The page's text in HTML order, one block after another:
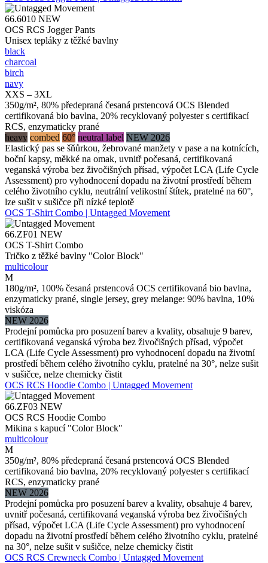
66.6010 NEW
OCS RCS Jogger Pants
Unisex tepláky z těžké bavlny
black
charcoal
birch
navy
XXS – 3XL
350g/m², 80% předepraná česaná prstencová OCS Blended
certifikovaná bio bavlna, 20% recyklovaný polyester s certifikací
RCS, enzymaticky prané
heavy combed 60° neutral label NEW 2026
Elastický pas se šňůrkou, žebrované manžety v pase a na kotnících,
boční kapsy, měkké na omak, uvnitř počesaná, certifikovaná
veganská výroba bez živočišných přísad, výpočet LCA (Life Cycle
Assessment) pro vyhodnocení dopadu na životní prostředí během
celého životního cyklu, neutrální velikostní štítek, pratelné na 60°,
lze sušit v sušičce při nízké teplotě
OCS T-Shirt Combo | Untagged Movement
66.ZF01 NEW
OCS T-Shirt Combo
Tričko z těžké bavlny "Color Block"
multicolour
M
180g/m², 100% česaná prstencová OCS certifikovaná bio bavlna,
enzymaticky prané, single jersey, grey melange: 90% bavlna, 10%
viskóza
NEW 2026
Prodejní pomůcka pro posuzení barev a kvality, obsahuje 9 barev,
certifikovaná veganská výroba bez živočišných přísad, výpočet
LCA (Life Cycle Assessment) pro vyhodnocení dopadu na životní
prostředí během celého životního cyklu, pratelné na 30°, nelze sušit
v sušičce, nelze chemicky čistit
OCS RCS Hoodie Combo | Untagged Movement
66.ZF03 NEW
OCS RCS Hoodie Combo
Mikina s kapucí "Color Block"
multicolour
M
350g/m², 80% předepraná česaná prstencová OCS Blended
certifikovaná bio bavlna, 20% recyklovaný polyester s certifikací
RCS, enzymaticky prané
NEW 2026
Prodejní pomůcka pro posuzení barev a kvality, obsahuje 4 barev,
uvnitř počesaná, certifikovaná veganská výroba bez živočišných
přísad, výpočet LCA (Life Cycle Assessment) pro vyhodnocení
dopadu na životní prostředí během celého životního cyklu, pratelné
na 30°, nelze sušit v sušičce, nelze chemicky čistit
OCS RCS Crewneck Combo | Untagged Movement